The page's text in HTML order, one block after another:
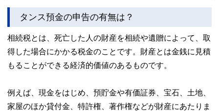
をわかりやすく発信している点です。
執筆者・監修者による執筆体制を築くことで、内容のわかり
やすさはもちろんのこと、読み応えのあるコンテンツと確か
な情報発信を実現しています。
タンス預金の申告の有無は？
相続税とは、死亡した人の財産を相続や遺贈によって、取
得した場合にかかる税金のことです。財産とは金銭に見積
もることができる経済的価値のあるものです。
例えば、現金をはじめ、預貯金や有価証券、宝石、土地、
家屋のほか貸付金、特許権、著作権などが財産にあたりま